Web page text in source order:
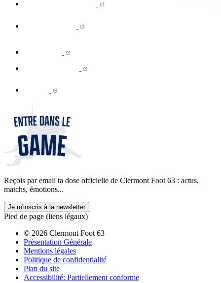
Reçois par email ta dose officielle de Clermont Foot 63 : actus,
matchs, émotions...
Je m'inscris à la newsletter
Pied de page (liens légaux)
© 2026 Clermont Foot 63
Présentation Générale
Mentions légales
Politique de confidentialité
Plan du site
Accessibilité: Partiellement conforme